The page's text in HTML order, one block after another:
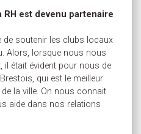
RH est devenu partenaire
de soutenir les clubs locaux
Alors, lorsque nous nous
était évident pour nous de
qui est le meilleur
la ville. On nous connait
aide dans nos relations